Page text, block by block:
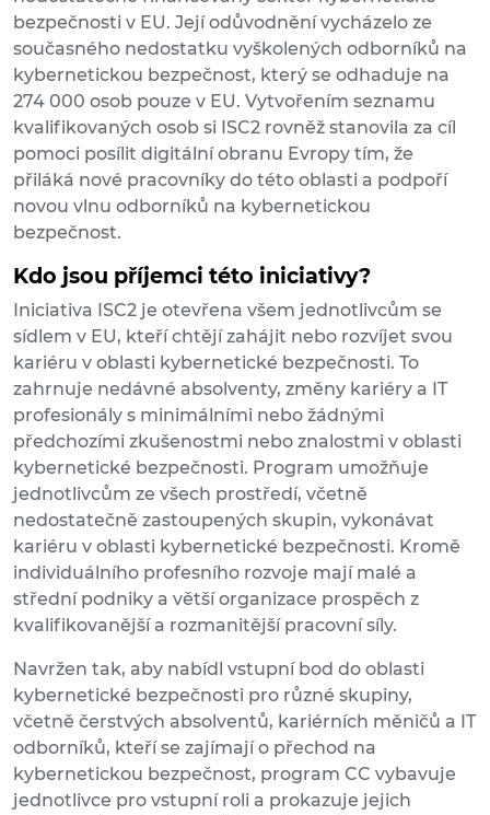
bezpečnosti v EU. Její odůvodnění vycházelo ze
současného nedostatku vyškolených odborníků na
kybernetickou bezpečnost, který se odhaduje na
274 000 osob pouze v EU. Vytvořením seznamu
kvalifikovaných osob si ISC2 rovněž stanovila za cíl
pomoci posílit digitální obranu Evropy tím, že
přiláká nové pracovníky do této oblasti a podpoří
novou vlnu odborníků na kybernetickou
bezpečnost.
Kdo jsou příjemci této iniciativy?
Iniciativa ISC2 je otevřena všem jednotlivcům se
sídlem v EU, kteří chtějí zahájit nebo rozvíjet svou
kariéru v oblasti kybernetické bezpečnosti. To
zahrnuje nedávné absolventy, změny kariéry a IT
profesionály s minimálními nebo žádnými
předchozími zkušenostmi nebo znalostmi v oblasti
kybernetické bezpečnosti. Program umožňuje
jednotlivcům ze všech prostředí, včetně
nedostatečně zastoupených skupin, vykonávat
kariéru v oblasti kybernetické bezpečnosti. Kromě
individuálního profesního rozvoje mají malé a
střední podniky a větší organizace prospěch z
kvalifikovanější a rozmanitější pracovní síly.
Navržen tak, aby nabídl vstupní bod do oblasti
kybernetické bezpečnosti pro různé skupiny,
včetně čerstvých absolventů, kariérních měničů a IT
odborníků, kteří se zajímají o přechod na
kybernetickou bezpečnost, program CC vybavuje
jednotlivce pro vstupní roli a prokazuje jejich